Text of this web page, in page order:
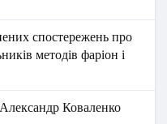
спостережень про
методів фаріон і
Коваленко